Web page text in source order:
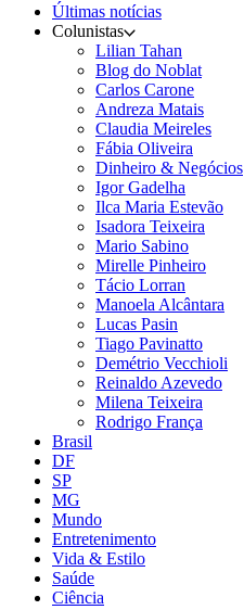
Últimas notícias
Colunistas
Lilian Tahan
Blog do Noblat
Carlos Carone
Andreza Matais
Claudia Meireles
Fábia Oliveira
Dinheiro & Negócios
Igor Gadelha
Ilca Maria Estevão
Isadora Teixeira
Mario Sabino
Mirelle Pinheiro
Tácio Lorran
Manoela Alcântara
Lucas Pasin
Tiago Pavinatto
Demétrio Vecchioli
Reinaldo Azevedo
Milena Teixeira
Rodrigo França
Brasil
DF
SP
MG
Mundo
Entretenimento
Vida & Estilo
Saúde
Ciência